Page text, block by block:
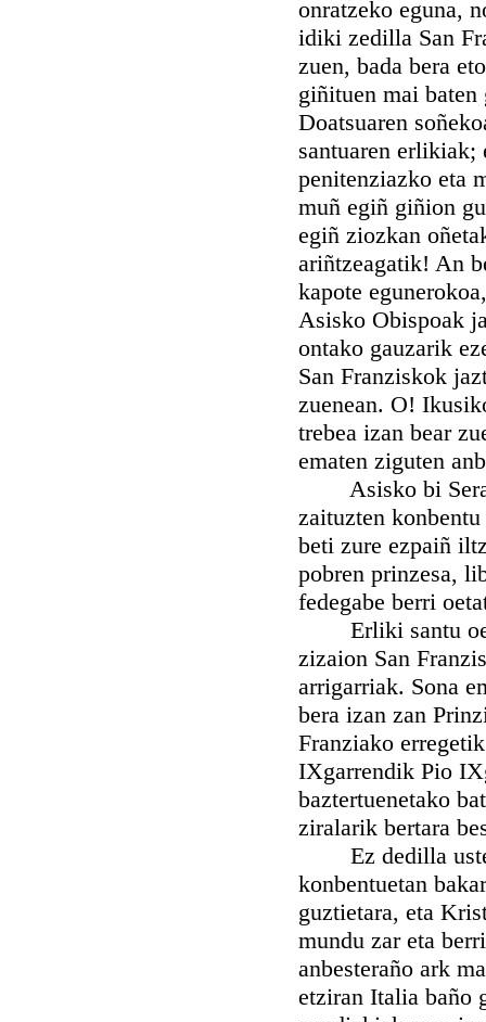
onratzeko eguna,
idiki zedilla San
zuen, bada bera
giñituen mai baten
Doatsuaren
santuaren
penitenziazko eta
muñ egiñ giñion
egiñ ziozkan
ariñtzeagatik! An
kapote
Asisko Obispoak
ontako gauzarik
San Franziskok
zuenean. O!
trebea izan bear
ematen ziguten
Asisko bi
zaituzten
beti zure ezpaiñ
pobren prinzesa,
fedegabe berri
Erliki santu
zizaion San
arrigarriak. Sona
bera izan zan
Franziako
IXgarrendik Pio
baztertuenetako
ziralarik bertara
Ez dedilla uste
konbentuetan
guztietara, eta
mundu zar eta
anbesteraño ark
etziran Italia baño